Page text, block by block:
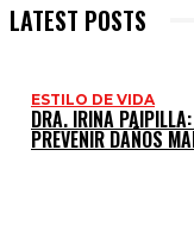
LATEST POSTS
ESTILO DE VIDA
DRA. IRINA
PREVENIR DAÑOS